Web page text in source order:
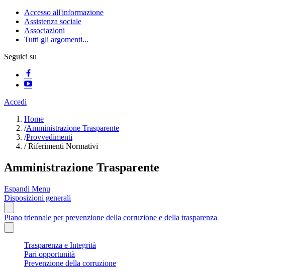
Accesso all'informazione
Assistenza sociale
Associazioni
Tutti gli argomenti...
Seguici su
Accedi
Home
/Amministrazione Trasparente
/Provvedimenti
/Riferimenti Normativi
Amministrazione Trasparente
Espandi Menu
Disposizioni generali
Piano triennale per prevenzione della corruzione e della trasparenza
Trasparenza e Integrità
Pari opportunità
Prevenzione della corruzione